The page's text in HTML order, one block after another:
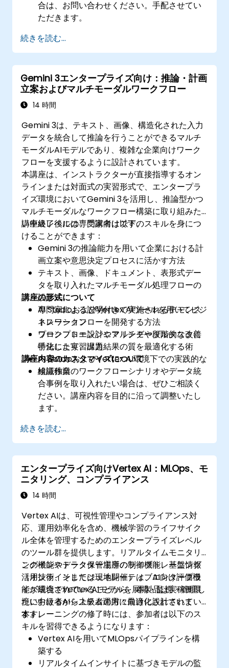
合は、お問い合わせください。手配させてい
ただきます。
続きを読む...
Gemini 3エンタープライズ向け：推論・計画
立案およびマルチモーダルワークフロー
14 時間
Gemini 3は、テキスト、画像、構造化された入力
データを統合して推論を行うことができるマルチ
モーダルAIモデルであり、複雑な企業向けワーク
フローを支援するように設計されています。
本講座は、インストラクターが直接指導するオン
ラインまたは対面式の実習形式で、エンタープラ
イズ環境においてGemini 3を活用し、推論型かつ
マルチモーダルなワークフロー構築に取り組みた
い中級レベルの専門家向けです。
講座終了後には、受講者は以下のスキルを身につ
けることができます：
Gemini 3の推論能力を用いて企業における計
画立案や意思決定プロセスに活かす方法
テキスト、画像、ドキュメント、表形式デー
タを取り入れたマルチモーダル処理フローの
設計法
AI StudioおよびVertex AIツールを用いてビジ
ネスワークフローを開発する方法
プロンプトエンジニアリングや段階的な改善
手法により、出力結果の質を最適化する術
講座の形式について
専門家による説明付きで実施されるデモンス
トレーション
ワークフロー設計やマルチモーダルタスクに
特化した実習課題
AI StudioおよびVertex AI環境下での実践的な
検証作業
講座内容のカスタマイズについて
組織独自のワークフローシナリオやデータ統
合事例を取り入れたい場合は、ぜひご相談く
ださい。講座内容を目的に沿って調整いたし
ます。
続きを読む...
エンタープライズ向けVertex AI：MLOps、モ
ニタリング、コンプライアンス
14 時間
Vertex AIは、可視性管理やコンプライアンス対
応、運用効率化を含め、機械学習のライフサイク
ル全体を管理するためのエンタープライズレベル
のツール群を提供します。リアルタイムモニタリ
ング機能やデータ保管場所の制御機能、基盤情報
活用技術、そしてジェネレーティブAI向け評価機
能が統合されていることから、本製品は実稼働環
境におけるAIシステム運用に最適化されていま
す。
このインストラクター主導のライブトレーニング
（オンラインまたは現地開催）は、エンタープラ
イズ環境でVertex AIモデルを展開・監視・管理し
たい中級者から上級者の方々向けに設計されてい
ます。
本トレーニングの修了時には、参加者は以下のス
キルを習得できるようになります：
Vertex AIを用いてMLOpsパイプラインを構
築する
リアルタイムインサイトに基づきモデルの監